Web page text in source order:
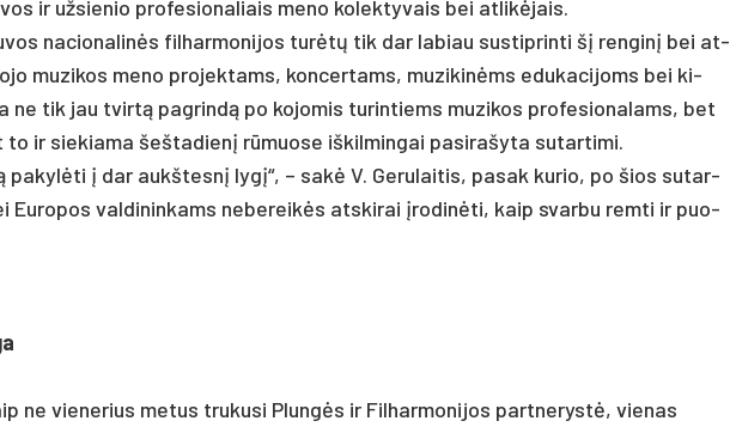
ir už­sie­nio pro­fe­sio­na­liais me­no ko­lek­ty­vais bei at­likė­jais.
na­cio­na­linės fil­har­mo­ni­jos turėtų tik dar la­biau su­stip­rin­ti šį ren­ginį bei at­
mu­zi­kos me­no pro­jek­tams, kon­cer­tams, mu­zi­kinėms edu­ka­ci­joms bei ki­
ne tik jau tvirtą pa­grindą po ko­jo­mis tu­rin­tiems mu­zi­kos pro­fe­sio­na­lams, bet
ir sie­kia­ma šeš­ta­dienį rūmuo­se iš­kil­min­gai pa­si­ra­šy­ta su­tar­ti­mi.
pa­kylė­ti į dar aukš­tesnį lygį“, – sakė V. Ge­ru­lai­tis, pa­sak ku­rio, po šios su­tar­
Eu­ro­pos val­di­nin­kams ne­be­reikės at­ski­rai įro­dinė­ti, kaip svar­bu rem­ti ir puo­
ne vie­ne­rius me­tus tru­ku­si Plungės ir Fil­har­mo­ni­jos par­tne­rystė, vie­nas